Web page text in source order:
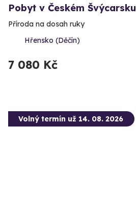
Pobyt v Českém Švýcarsku
Příroda na dosah ruky
Hřensko (Děčín)
7 080 Kč
Volný termín už 14. 08. 2026